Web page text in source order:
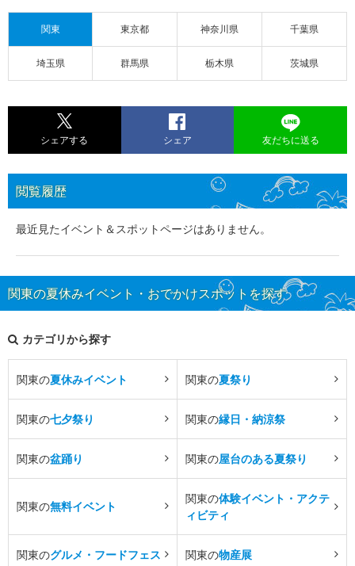
関東 東京都 神奈川県 千葉県
埼玉県 群馬県 栃木県 茨城県
シェアする シェア 友だちに送る
閲覧履歴
最近見たイベント＆スポットページはありません。
関東の夏休みイベント・おでかけスポットを探す
カテゴリから探す
関東の夏休みイベント 関東の夏祭り
関東の七夕祭り 関東の縁日・納涼祭
関東の盆踊り 関東の屋台のある夏祭り
関東の無料イベント
関東の体験イベント・アクテ
ィビティ
関東のグルメ・フードフェス 関東の物産展